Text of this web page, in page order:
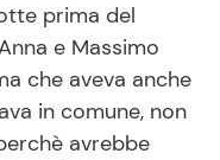
prima del
e Massimo
che aveva anche
in comune, non
avrebbe